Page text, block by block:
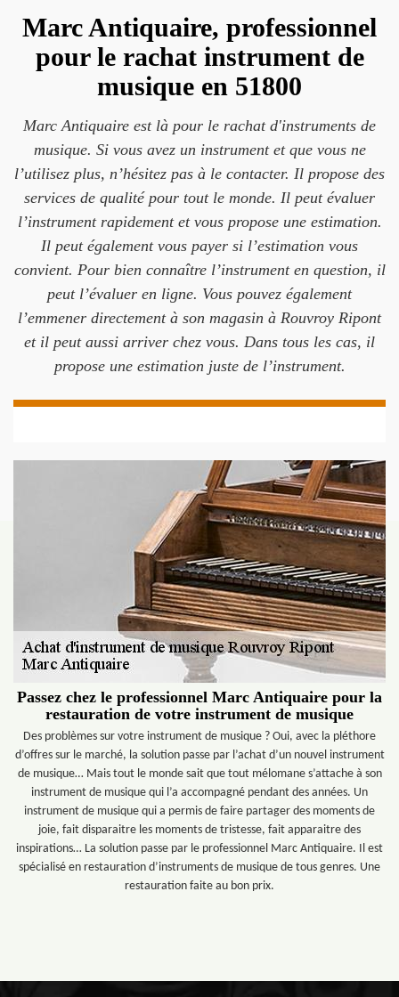
Marc Antiquaire, professionnel
pour le rachat instrument de
musique en 51800
Marc Antiquaire est là pour le rachat d'instruments de
musique. Si vous avez un instrument et que vous ne
l’utilisez plus, n’hésitez pas à le contacter. Il propose des
services de qualité pour tout le monde. Il peut évaluer
l’instrument rapidement et vous propose une estimation.
Il peut également vous payer si l’estimation vous
convient. Pour bien connaître l’instrument en question, il
peut l’évaluer en ligne. Vous pouvez également
l’emmener directement à son magasin à Rouvroy Ripont
et il peut aussi arriver chez vous. Dans tous les cas, il
propose une estimation juste de l’instrument.
Passez chez le professionnel Marc Antiquaire pour la
restauration de votre instrument de musique
Des problèmes sur votre instrument de musique ? Oui, avec la pléthore
d’offres sur le marché, la solution passe par l’achat d’un nouvel instrument
de musique… Mais tout le monde sait que tout mélomane s’attache à son
instrument de musique qui l’a accompagné pendant des années. Un
instrument de musique qui a permis de faire partager des moments de
joie, fait disparaitre les moments de tristesse, fait apparaitre des
inspirations… La solution passe par le professionnel Marc Antiquaire. Il est
spécialisé en restauration d’instruments de musique de tous genres. Une
restauration faite au bon prix.